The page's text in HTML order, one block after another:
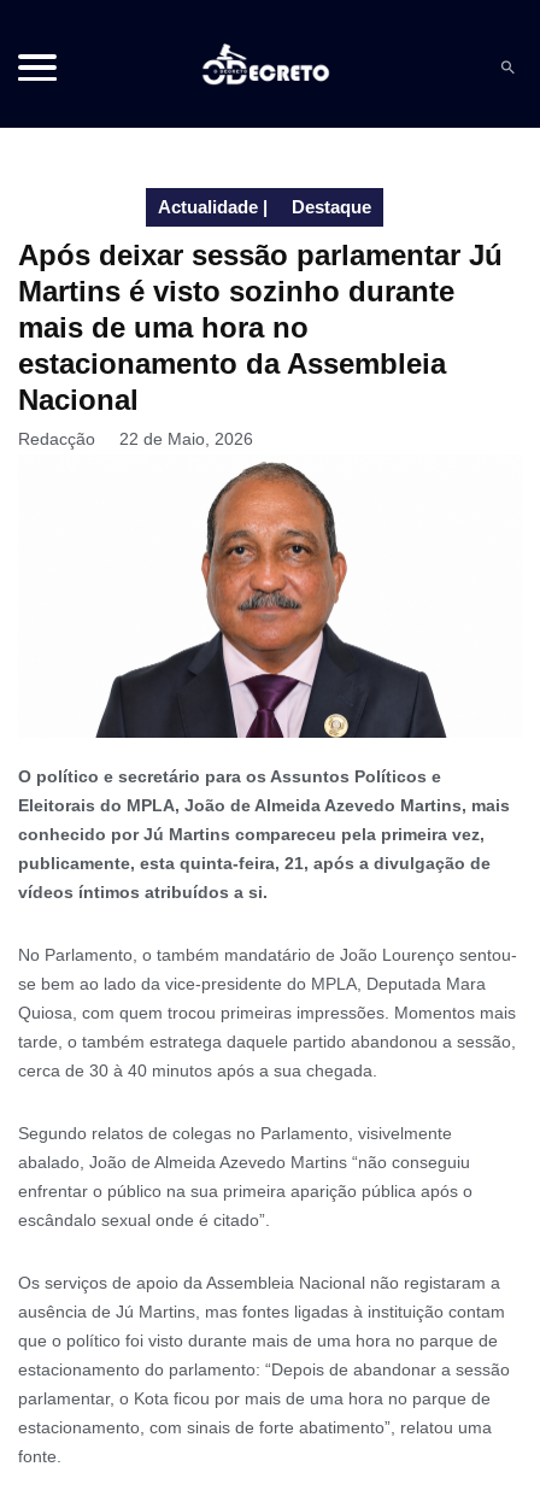
Actualidade| Destaque
Após deixar sessão parlamentar Jú
Martins é visto sozinho durante
mais de uma hora no
estacionamento da Assembleia
Nacional
Redacção 22 de Maio, 2026
O político e secretário para os Assuntos Políticos e
Eleitorais do MPLA, João de Almeida Azevedo Martins, mais
conhecido por Jú Martins compareceu pela primeira vez,
publicamente, esta quinta-feira, 21, após a divulgação de
vídeos íntimos atribuídos a si.
No Parlamento, o também mandatário de João Lourenço sentou-
se bem ao lado da vice-presidente do MPLA, Deputada Mara
Quiosa, com quem trocou primeiras impressões. Momentos mais
tarde, o também estratega daquele partido abandonou a sessão,
cerca de 30 à 40 minutos após a sua chegada.
Segundo relatos de colegas no Parlamento, visivelmente
abalado, João de Almeida Azevedo Martins “não conseguiu
enfrentar o público na sua primeira aparição pública após o
escândalo sexual onde é citado”.
Os serviços de apoio da Assembleia Nacional não registaram a
ausência de Jú Martins, mas fontes ligadas à instituição contam
que o político foi visto durante mais de uma hora no parque de
estacionamento do parlamento: “Depois de abandonar a sessão
parlamentar, o Kota ficou por mais de uma hora no parque de
estacionamento, com sinais de forte abatimento”, relatou uma
fonte.